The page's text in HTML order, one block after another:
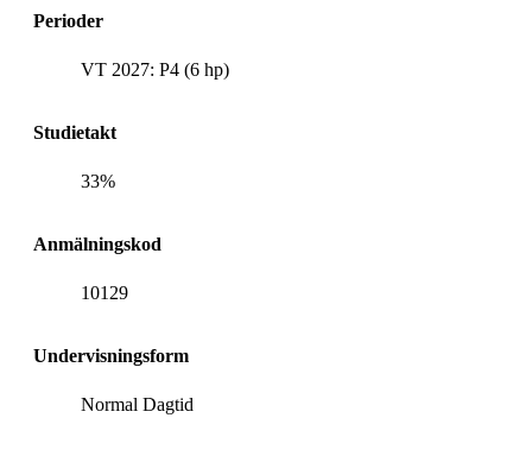
Perioder
VT 2027: P4 (6 hp)
Studietakt
33%
Anmälningskod
10129
Undervisningsform
Normal Dagtid